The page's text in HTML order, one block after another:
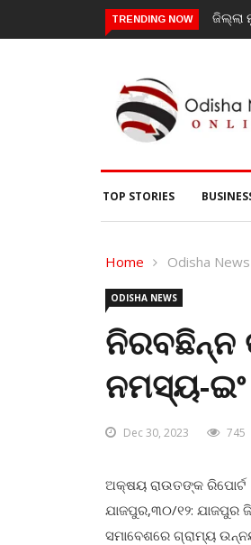
TRENDING NOW ଜିଲ୍ଲା
TOP STORIES
Home Odisha News
ODISHA NEWS
ନିରବଛିନ୍ନ
ନମସ୍ୟ-
Dec 30, 2023 745
ଅକ୍ଷୟ ରାଉତଙ୍କ ରିପୋର୍ଟ
ଯାଜପୁର,୩୦/୧୨: ଯାଜପୁର
ସମାବେଶରେ ଗ୍ରାମ୍ୟ